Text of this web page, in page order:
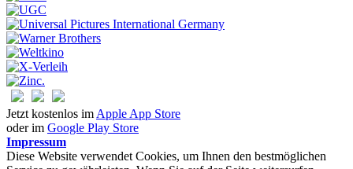
Jetzt kostenlos im Apple App Store
oder im Google Play Store
Impressum
Diese Website verwendet Cookies, um Ihnen den bestmöglichen